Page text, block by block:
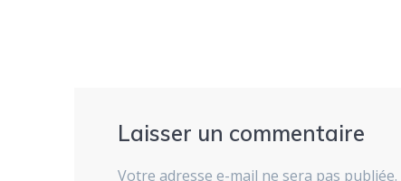
Laisser un commentaire
Votre adresse e-mail ne sera pas publiée.